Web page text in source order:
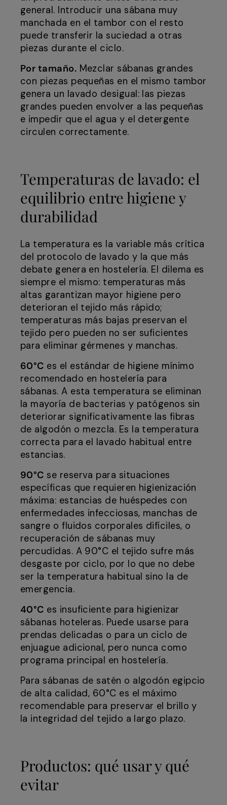
general. Introducir una sábana muy
manchada en el tambor con el resto
puede transferir la suciedad a otras
piezas durante el ciclo.
Por tamaño. Mezclar sábanas grandes
con piezas pequeñas en el mismo tambor
genera un lavado desigual: las piezas
grandes pueden envolver a las pequeñas
e impedir que el agua y el detergente
circulen correctamente.
Temperaturas de lavado: el
equilibrio entre higiene y
durabilidad
La temperatura es la variable más crítica
del protocolo de lavado y la que más
debate genera en hostelería. El dilema es
siempre el mismo: temperaturas más
altas garantizan mayor higiene pero
deterioran el tejido más rápido;
temperaturas más bajas preservan el
tejido pero pueden no ser suficientes
para eliminar gérmenes y manchas.
60°C es el estándar de higiene mínimo
recomendado en hostelería para
sábanas. A esta temperatura se eliminan
la mayoría de bacterias y patógenos sin
deteriorar significativamente las fibras
de algodón o mezcla. Es la temperatura
correcta para el lavado habitual entre
estancias.
90°C se reserva para situaciones
específicas que requieren higienización
máxima: estancias de huéspedes con
enfermedades infecciosas, manchas de
sangre o fluidos corporales difíciles, o
recuperación de sábanas muy
percudidas. A 90°C el tejido sufre más
desgaste por ciclo, por lo que no debe
ser la temperatura habitual sino la de
emergencia.
40°C es insuficiente para higienizar
sábanas hoteleras. Puede usarse para
prendas delicadas o para un ciclo de
enjuague adicional, pero nunca como
programa principal en hostelería.
Para sábanas de satén o algodón egipcio
de alta calidad, 60°C es el máximo
recomendable para preservar el brillo y
la integridad del tejido a largo plazo.
Productos: qué usar y qué
evitar